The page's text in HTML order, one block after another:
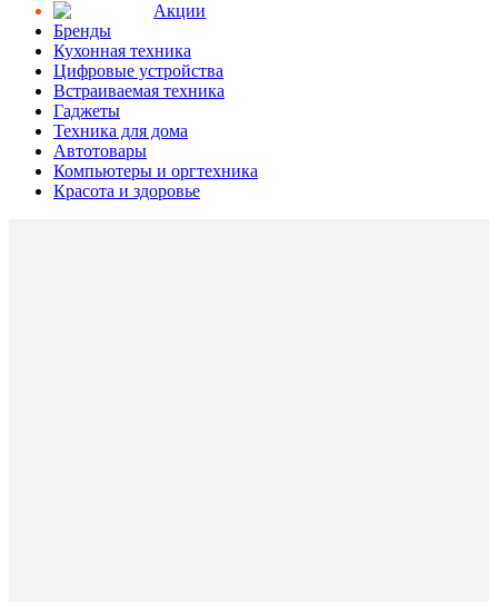
Aкции
Бренды
Кухонная техника
Цифровые устройства
Встраиваемая техника
Гаджеты
Техника для дома
Автотовары
Компьютеры и оргтехника
Красота и здоровье